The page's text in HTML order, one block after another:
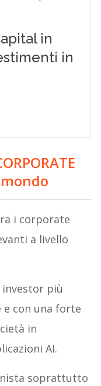
i corporate
a livello
più
e con una forte
in
AI.
soprattutto